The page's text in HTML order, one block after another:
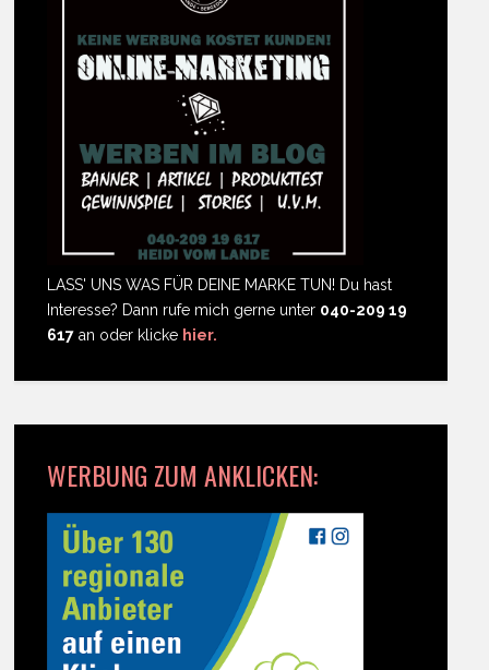
LASS' UNS WAS FÜR DEINE MARKE TUN! Du hast
Interesse? Dann rufe mich gerne unter 040-209 19
617 an oder klicke hier.
WERBUNG ZUM ANKLICKEN: